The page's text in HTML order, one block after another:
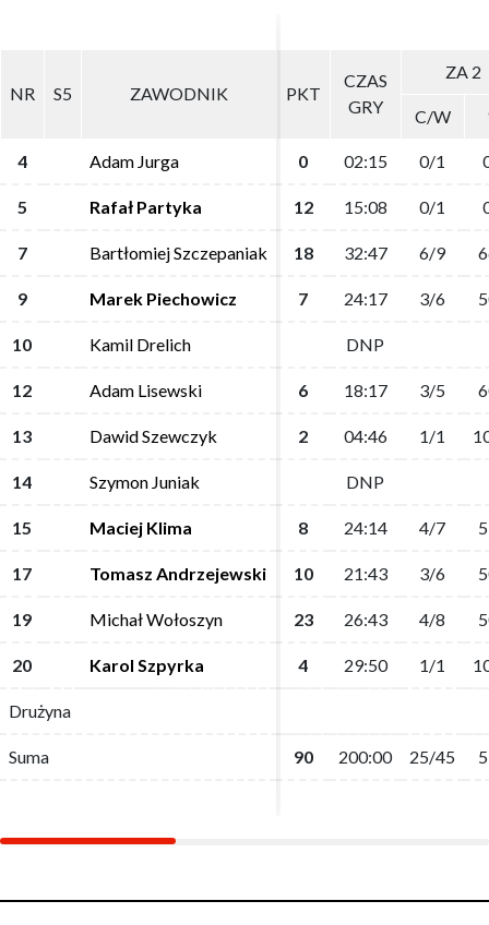
NR S5 ZAWODNIK PKT
CZAS
GRY
ZA 2
C/W
4 Adam Jurga 0 02:15 0/1
5 Rafał Partyka 12 15:08 0/1
7 Bartłomiej Szczepaniak 18 32:47 6/9
9 Marek Piechowicz 7 24:17 3/6
10 Kamil Drelich DNP
12 Adam Lisewski 6 18:17 3/5
13 Dawid Szewczyk 2 04:46 1/1
14 Szymon Juniak DNP
15 Maciej Klima 8 24:14 4/7
17 Tomasz Andrzejewski 10 21:43 3/6
19 Michał Wołoszyn 23 26:43 4/8
20 Karol Szpyrka 4 29:50 1/1
Drużyna
Suma 90 200:00 25/45
NR S5 ZAWODNIK PKT
CZAS
GRY
ZA 2
C/W
4 Adam Jurga 0 02:15 0/1
5 Rafał Partyka 12 15:08 0/1
7 Bartłomiej Szczepaniak 18 32:47 6/9
9 Marek Piechowicz 7 24:17 3/6
10 Kamil Drelich DNP
12 Adam Lisewski 6 18:17 3/5
13 Dawid Szewczyk 2 04:46 1/1
14 Szymon Juniak DNP
15 Maciej Klima 8 24:14 4/7
17 Tomasz Andrzejewski 10 21:43 3/6
19 Michał Wołoszyn 23 26:43 4/8
20 Karol Szpyrka 4 29:50 1/1
Drużyna
Suma 90 200:00 25/45